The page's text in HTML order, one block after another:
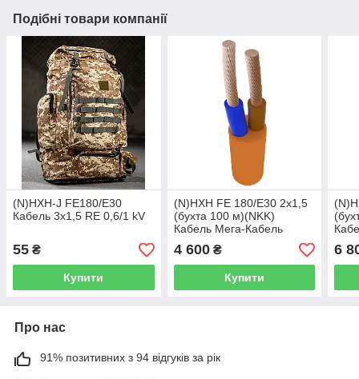
Подібні товари компанії
(N)HXH-J FE180/E30
Кабель 3x1,5 RE 0,6/1 kV
55 ₴
Купити
(N)HXH FE 180/Е30 2х1,5
(бухта 100 м)(NKK)
Кабель Мега-Кабель
4 600₴
Купити
6
Про нас
91% позитивних з 94 відгуків за рік